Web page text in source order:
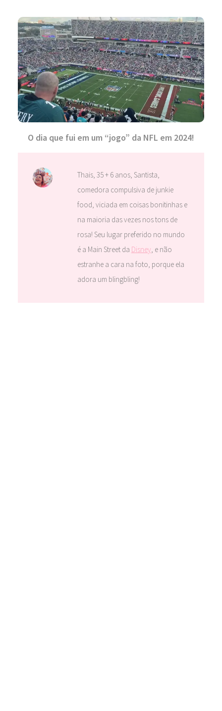
O dia que fui em um “jogo” da NFL em 2024!
Thais, 35 + 6 anos, Santista,
comedora compulsiva de junkie
food, viciada em coisas bonitinhas e
na maioria das vezes nos tons de
rosa! Seu lugar preferido no mundo
é a Main Street da Disney, e não
estranhe a cara na foto, porque ela
adora um blingbling!